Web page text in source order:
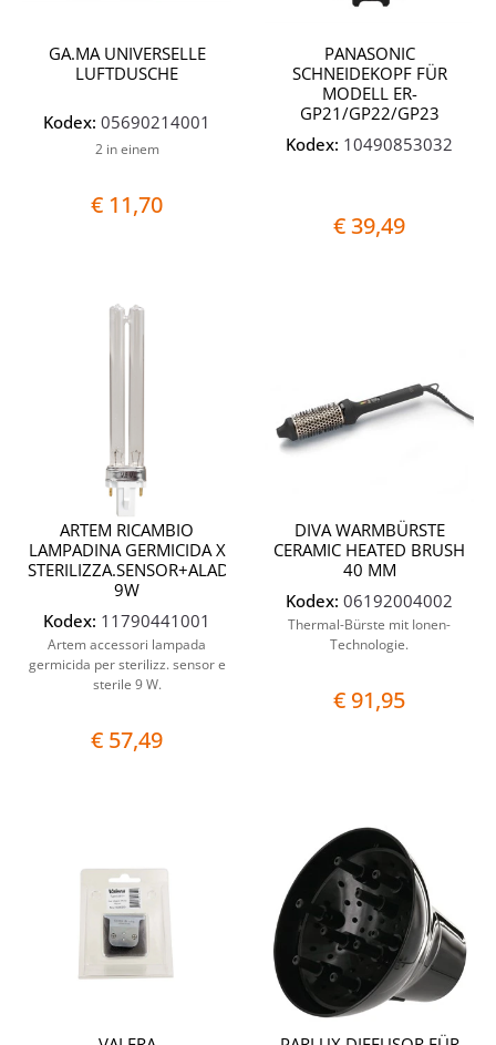
GA.MA UNIVERSELLE
LUFTDUSCHE
Kodex: 05690214001
2 in einem
€ 11,70
PANASONIC
SCHNEIDEKOPF FÜR
MODELL ER-
GP21/GP22/GP23
Kodex: 10490853032
€ 39,49
ARTEM RICAMBIO
LAMPADINA GERMICIDA X
STERILIZZA.SENSOR+ALADIN
9W
Kodex: 11790441001
Artem accessori lampada
germicida per sterilizz. sensor e
sterile 9 W.
€ 57,49
DIVA WARMBÜRSTE
CERAMIC HEATED BRUSH
40 MM
Kodex: 06192004002
Thermal-Bürste mit Ionen-
Technologie.
€ 91,95